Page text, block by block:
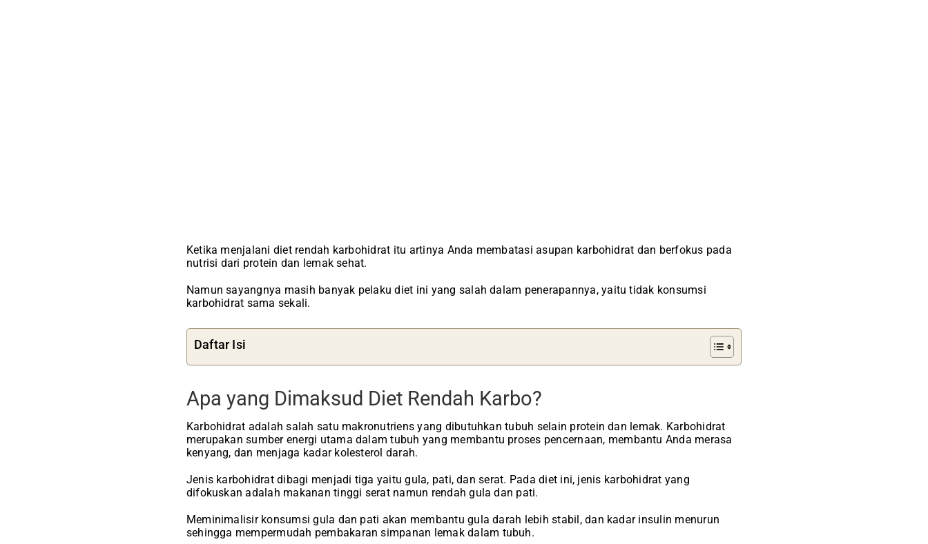
Ketika menjalani diet rendah karbohidrat itu artinya Anda membatasi asupan karbohidrat dan berfokus pada
nutrisi dari protein dan lemak sehat.
Namun sayangnya masih banyak pelaku diet ini yang salah dalam penerapannya, yaitu tidak konsumsi
karbohidrat sama sekali.
Daftar Isi
Apa yang Dimaksud Diet Rendah Karbo?
Karbohidrat adalah salah satu makronutriens yang dibutuhkan tubuh selain protein dan lemak. Karbohidrat
merupakan sumber energi utama dalam tubuh yang membantu proses pencernaan, membantu Anda merasa
kenyang, dan menjaga kadar kolesterol darah.
Jenis karbohidrat dibagi menjadi tiga yaitu gula, pati, dan serat. Pada diet ini, jenis karbohidrat yang
difokuskan adalah makanan tinggi serat namun rendah gula dan pati.
Meminimalisir konsumsi gula dan pati akan membantu gula darah lebih stabil, dan kadar insulin menurun
sehingga mempermudah pembakaran simpanan lemak dalam tubuh.